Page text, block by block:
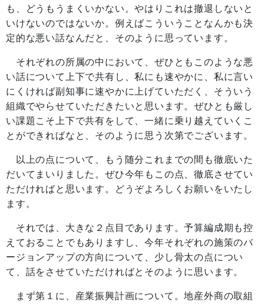
も、どうもうまくいかない。やはりこれは撤退しないと
いけないのではないか。例えばこういうことなんかも決
定的な悪い話なんだと、そのように思っています。
それぞれの所属の中において、ぜひともこのような悪
い話について上下で共有し、私にも速やかに、私に言い
にくければ副知事に速やかに上げていただく、そういう
組織でやらせていただきたいと思います。ぜひとも厳し
い課題こそ上下で共有をして、一緒に乗り越えていくこ
とができればなと、そのように思う次第でございます。
以上の点について、もう随分これまでの間も徹底いた
だいてまいりました。ぜひ今年もこの点、徹底させてい
ただければと思います。どうぞよろしくお願いをいたし
ます。
それでは、大きな２点目であります。予算編成期も控
えておることでもありますし、今年それぞれの施策のバ
ージョンアップの方向について、少し骨太の点につい
て、話をさせていただければとそのように思います。
まず第１に、産業振興計画について。地産外商の取組